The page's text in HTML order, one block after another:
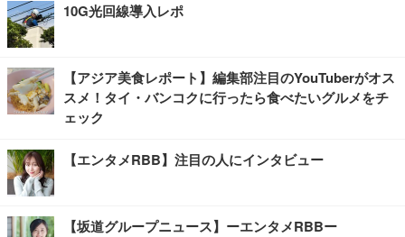
10G光回線導入レポ
【アジア美食レポート】編集部注目のYouTuberがオス
スメ！タイ・バンコクに行ったら食べたいグルメをチ
ェック
【エンタメRBB】注目の人にインタビュー
【坂道グループニュース】ーエンタメRBBー